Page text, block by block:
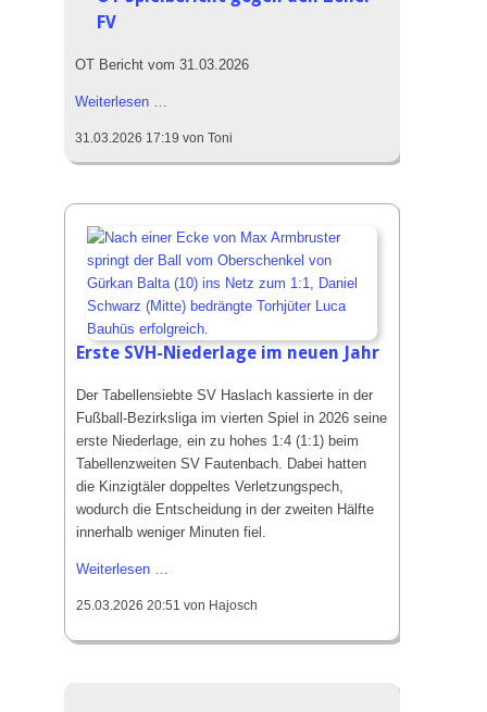
Das SVH Lied
Das SVH Mag und Team
SVH Legenden
Mitgliedschaft
SVH Jugendkonzept
Abteilungen
Aktive
Jugend
Alte Herren
Schiedsrichter
Badminton
Laufgruppe
SVH Reisegruppe
FV
OT Bericht vom 31.03.2026
Weiterlesen …
gegen
den
31.03.2026 17:19 von Toni
Erste SVH-Niederlage im neuen Jahr
Der Tabellensiebte SV Haslach kassierte in der
Fußball-Bezirksliga im vierten Spiel in 2026 seine
erste Niederlage, ein zu hohes 1:4 (1:1) beim
Tabellenzweiten SV Fautenbach. Dabei hatten
die Kinzigtäler doppeltes Verletzungspech,
wodurch die Entscheidung in der zweiten Hälfte
innerhalb weniger Minuten fiel.
Weiterlesen …
Niederlage
im
25.03.2026 20:51 von Hajosch